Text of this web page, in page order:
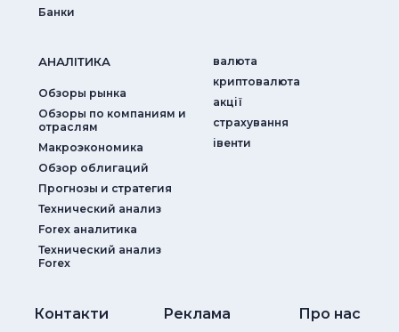
Банки
АНАЛIТИКА
Обзоры рынка
Обзоры по компаниям и
отраслям
Макроэкономика
Обзор облигаций
Прогнозы и стратегия
Технический анализ
Forex аналитика
Технический анализ
Forex
валюта
криптовалюта
акції
страхування
iвенти
Контакти Реклама Про нас